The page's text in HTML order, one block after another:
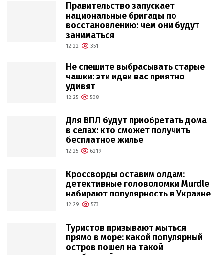
Правительство запускает
национальные бригады по
восстановлению: чем они будут
заниматься
12:22 351
Не спешите выбрасывать старые
чашки: эти идеи вас приятно
удивят
12:25 508
Для ВПЛ будут приобретать дома
в селах: кто сможет получить
бесплатное жилье
12:25 6219
Кроссворды оставим олдам:
детективные головоломки Murdle
набирают популярность в Украине
12:29 573
Туристов призывают мыться
прямо в море: какой популярный
остров пошел на такой